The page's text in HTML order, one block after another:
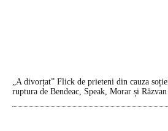
„A divorțat” Flick de prieteni din cauza
ruptura de Bendeac, Speak, Morar și Răzvan